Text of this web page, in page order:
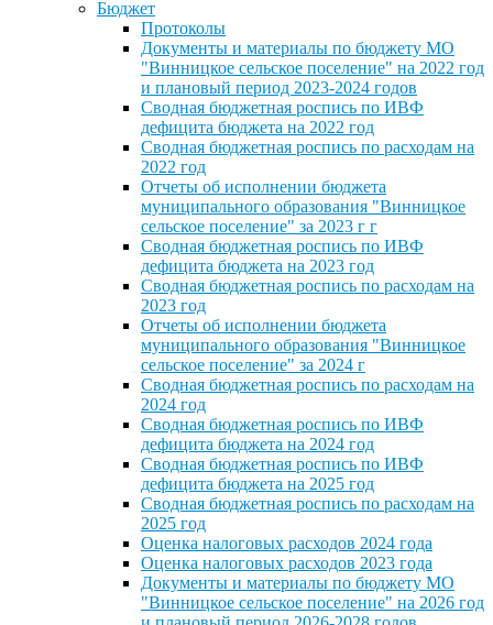
Бюджет
Протоколы
Документы и материалы по бюджету МО
"Винницкое сельское поселение" на 2022 год
и плановый период 2023-2024 годов
Сводная бюджетная роспись по ИВФ
дефицита бюджета на 2022 год
Сводная бюджетная роспись по расходам на
2022 год
Отчеты об исполнении бюджета
муниципального образования "Винницкое
сельское поселение" за 2023 г г
Сводная бюджетная роспись по ИВФ
дефицита бюджета на 2023 год
Сводная бюджетная роспись по расходам на
2023 год
Отчеты об исполнении бюджета
муниципального образования "Винницкое
сельское поселение" за 2024 г
Сводная бюджетная роспись по расходам на
2024 год
Сводная бюджетная роспись по ИВФ
дефицита бюджета на 2024 год
Сводная бюджетная роспись по ИВФ
дефицита бюджета на 2025 год
Сводная бюджетная роспись по расходам на
2025 год
Оценка налоговых расходов 2024 года
Оценка налоговых расходов 2023 года
Документы и материалы по бюджету МО
"Винницкое сельское поселение" на 2026 год